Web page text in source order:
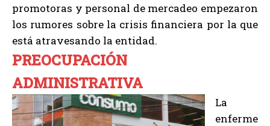
promotoras y personal de mercadeo empezaron
los rumores sobre la crisis financiera por la que
está atravesando la entidad.
PREOCUPACIÓN
ADMINISTRATIVA
La
enferme